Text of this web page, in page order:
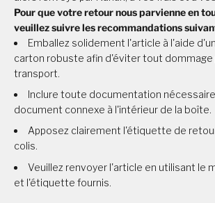
Pour que votre retour nous parvienne en
veuillez suivre les recommandations
Emballez solidement l'article à l'aide
carton robuste afin d'éviter tout dommage
transport.
Inclure toute documentation
document connexe à l'intérieur de la boîte.
Apposez clairement l'étiquette de
colis.
Veuillez renvoyer l'article en utilisant le
et l'étiquette fournis.